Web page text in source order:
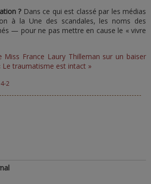
?Dans ce qui est classé par les médias
à la Une des scandales, les noms des
— pour ne pas mettre en cause le « vivre
Miss France Laury Thilleman sur un baiser
Le traumatisme est intact »
2